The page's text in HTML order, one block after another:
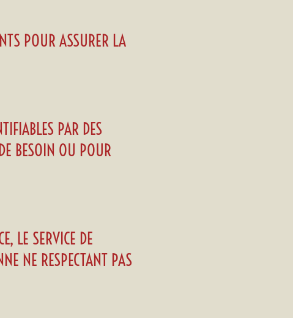
POUR ASSURER LA
PAR DES
BESOIN OU POUR
LE SERVICE DE
NE RESPECTANT PAS